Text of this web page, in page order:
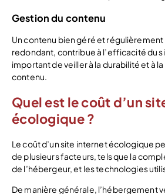
Gestion du contenu
Un contenu bien géré et régulièrement
redondant, contribue à l’efficacité du
important de veiller à la durabilité et à
contenu.
Quel est le coût d’un
écologique ?
Le coût d’un site internet écologique
de plusieurs facteurs, tels que la
de l’hébergeur, et les technologies
De manière générale, l’hébergement